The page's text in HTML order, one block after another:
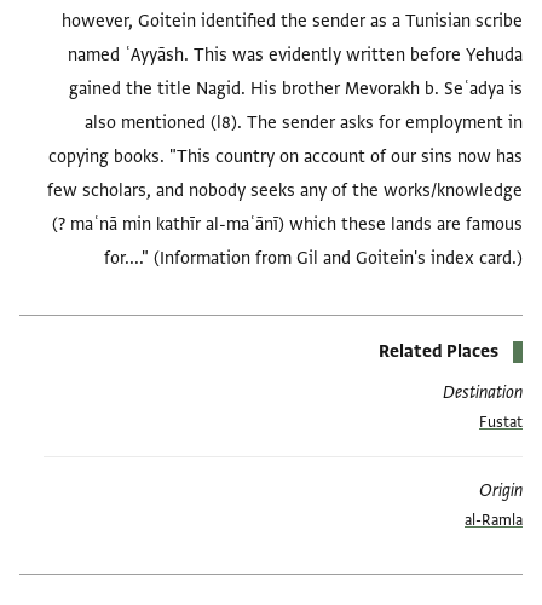
however, Goitein identified the sender as a Tunisian scribe
named ʿAyyāsh. This was evidently written before Yehuda
gained the title Nagid. His brother Mevorakh b. Seʿadya is
also mentioned (l8). The sender asks for employment in
copying books. "This country on account of our sins now has
few scholars, and nobody seeks any of the works/knowledge
(? maʿnā min kathīr al-maʿānī) which these lands are famous
for...." (Information from Gil and Goitein's index card.)
Related Places
Destination
Fustat
Origin
al-Ramla